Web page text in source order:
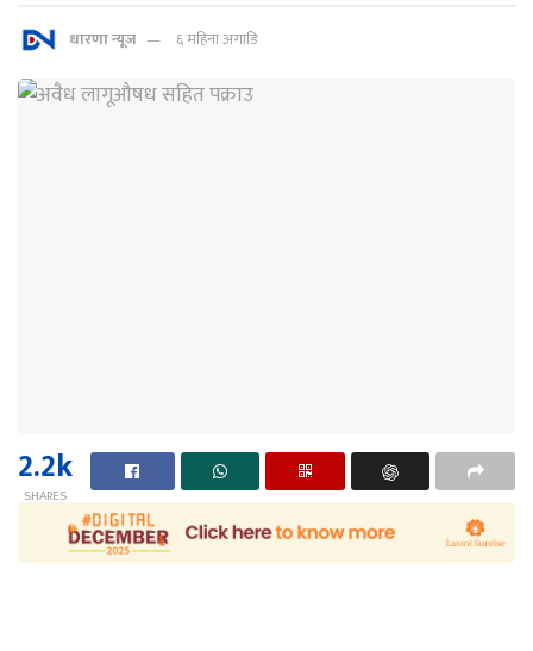
धारणा न्यूज ६ महिना अगाडि
2.2k
SHARES